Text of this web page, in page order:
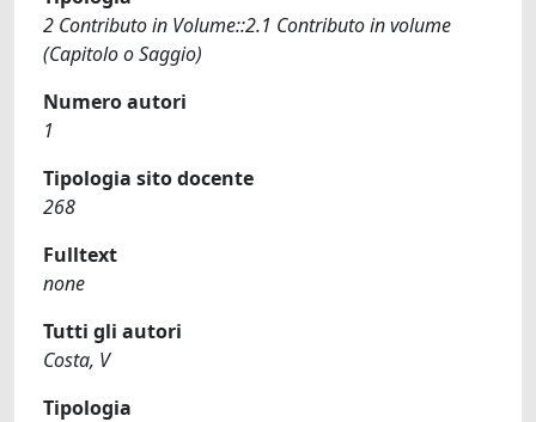
2 Contributo in Volume::2.1 Contributo in volume
(Capitolo o Saggio)
Numero autori
1
Tipologia sito docente
268
Fulltext
none
Tutti gli autori
Costa, V
Tipologia